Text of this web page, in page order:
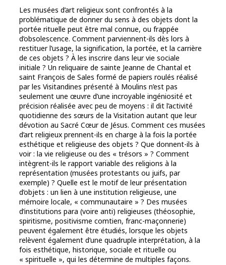
Les musées d’art religieux sont confrontés à la
problématique de donner du sens à des objets dont la
portée rituelle peut être mal connue, ou frappée
d’obsolescence. Comment parviennent-ils dès lors à
restituer l’usage, la signification, la portée, et la carrière
de ces objets ? À les inscrire dans leur vie sociale
initiale ? Un reliquaire de sainte Jeanne de Chantal et
saint François de Sales formé de papiers roulés réalisé
par les Visitandines présenté à Moulins n’est pas
seulement une œuvre d’une incroyable ingéniosité et
précision réalisée avec peu de moyens : il dit l’activité
quotidienne des sœurs de la Visitation autant que leur
dévotion au Sacré Cœur de Jésus. Comment ces musées
d’art religieux prennent-ils en charge à la fois la portée
esthétique et religieuse des objets ? Que donnent-ils à
voir : la vie religieuse ou des « trésors » ? Comment
intègrent-ils le rapport variable des religions à la
représentation (musées protestants ou juifs, par
exemple) ? Quelle est le motif de leur présentation
d’objets : un lien à une institution religieuse, une
mémoire locale, « communautaire » ? Des musées
d’institutions para (voire anti) religieuses (théosophie,
spiritisme, positivisme comtien, franc-maçonnerie)
peuvent également être étudiés, lorsque les objets
relèvent également d’une quadruple interprétation, à la
fois esthétique, historique, sociale et rituelle ou
« spirituelle », qui les détermine de multiples façons.